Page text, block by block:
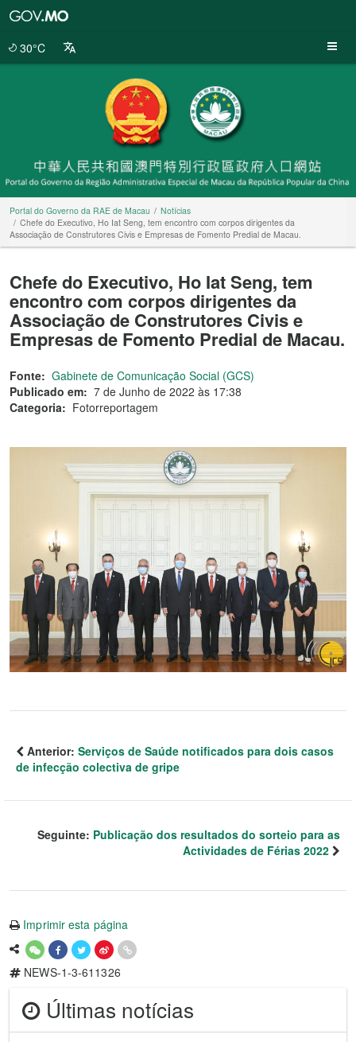
30°C
Portal do Governo da RAE de Macau
Notícias
Chefe do Executivo, Ho Iat Seng, tem encontro com corpos dirigentes da
Associação de Construtores Civis e Empresas de Fomento Predial de Macau.
Chefe do Executivo, Ho Iat Seng, tem
encontro com corpos dirigentes da
Associação de Construtores Civis e
Empresas de Fomento Predial de Macau.
Fonte: Gabinete de Comunicação Social (GCS)
Publicado em: 7 de Junho de 2022 às 17:38
Categoria: Fotorreportagem
Anterior: Serviços de Saúde notificados para dois casos
de infecção colectiva de gripe
Seguinte: Publicação dos resultados do sorteio para as
Actividades de Férias 2022
Imprimir esta página
NEWS-1-3-611326
Últimas notícias